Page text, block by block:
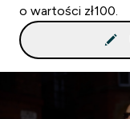
o wartości zł100.